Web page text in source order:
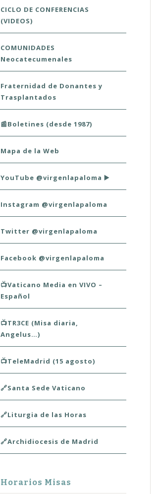
CICLO DE CONFERENCIAS
(VIDEOS)
COMUNIDADES
Neocatecumenales
Fraternidad de Donantes y
Trasplantados
📰Boletines (desde 1987)
Mapa de la Web
YouTube @virgenlapaloma ▶️
Instagram @virgenlapaloma
Twitter @virgenlapaloma
Facebook @virgenlapaloma
📺Vaticano Media en VIVO –
Español
📺TR3CE (Misa diaria,
Angelus…)
📺TeleMadrid (15 agosto)
🔗Santa Sede Vaticano
🔗Liturgia de las Horas
🔗Archidiocesis de Madrid
Horarios Misas